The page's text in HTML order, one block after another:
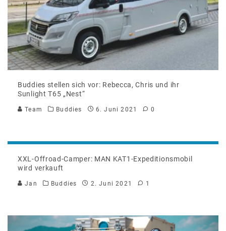
Buddies stellen sich vor: Rebecca, Chris und ihr
Sunlight T65 „Nest“
Team Buddies 6. Juni 2021 0
XXL-Offroad-Camper: MAN KAT1-Expeditionsmobil
wird verkauft
Jan Buddies 2. Juni 2021 1